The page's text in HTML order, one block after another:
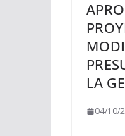
LA
04/10/